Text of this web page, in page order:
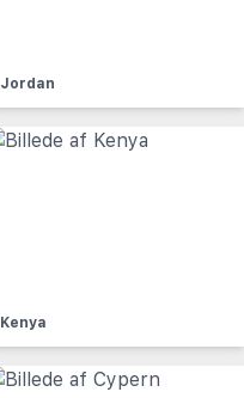
Jordan
Kenya